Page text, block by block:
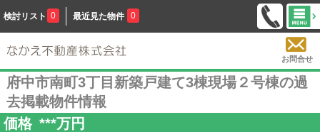
検討リスト 0 最近見た物件 0
お問合せ
府中市南町3丁目新築戸建て3棟現場２号棟の過
去掲載物件情報
価格 ***万円